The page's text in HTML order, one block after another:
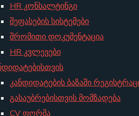
HR კონსალტინგი
შეფასების სისტემები
შრომითი დოკუმენტაცია
HR კვლევები
კანდიდატების ბაზაში
გასაუბრებისთვის მომზადება
CV ფორმა